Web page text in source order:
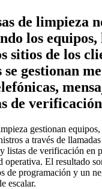
de limpieza
los equipos,
sitios de los
gestionan
de
gestionan
a través de
listas de verificación en
operativa. El resultado
de programación y un
escalar.